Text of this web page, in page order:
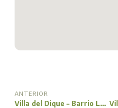
ANTERIOR
Villa del Dique – Barrio La Sierrita